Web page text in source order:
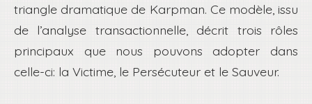
triangle dramatique de Karpman. Ce modèle, issu
de l’analyse transactionnelle, décrit trois rôles
principaux que nous pouvons adopter dans
celle-ci: la Victime, le Persécuteur et le Sauveur.